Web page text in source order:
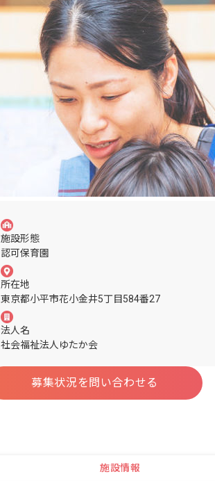
施設形態
認可保育園
所在地
東京都小平市花小金井5丁目584番27
法人名
社会福祉法人ゆたか会
募集状況を問い合わせる
施設情報